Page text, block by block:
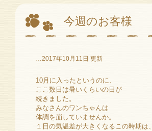
今週のお客様
…2017年10月11日 更新
10月に入ったというのに、
ここ数日は暑いくらいの日が
続きました。
みなさんのワンちゃんは
体調を崩していませんか。
１日の気温差が大きくなるこの時期は、